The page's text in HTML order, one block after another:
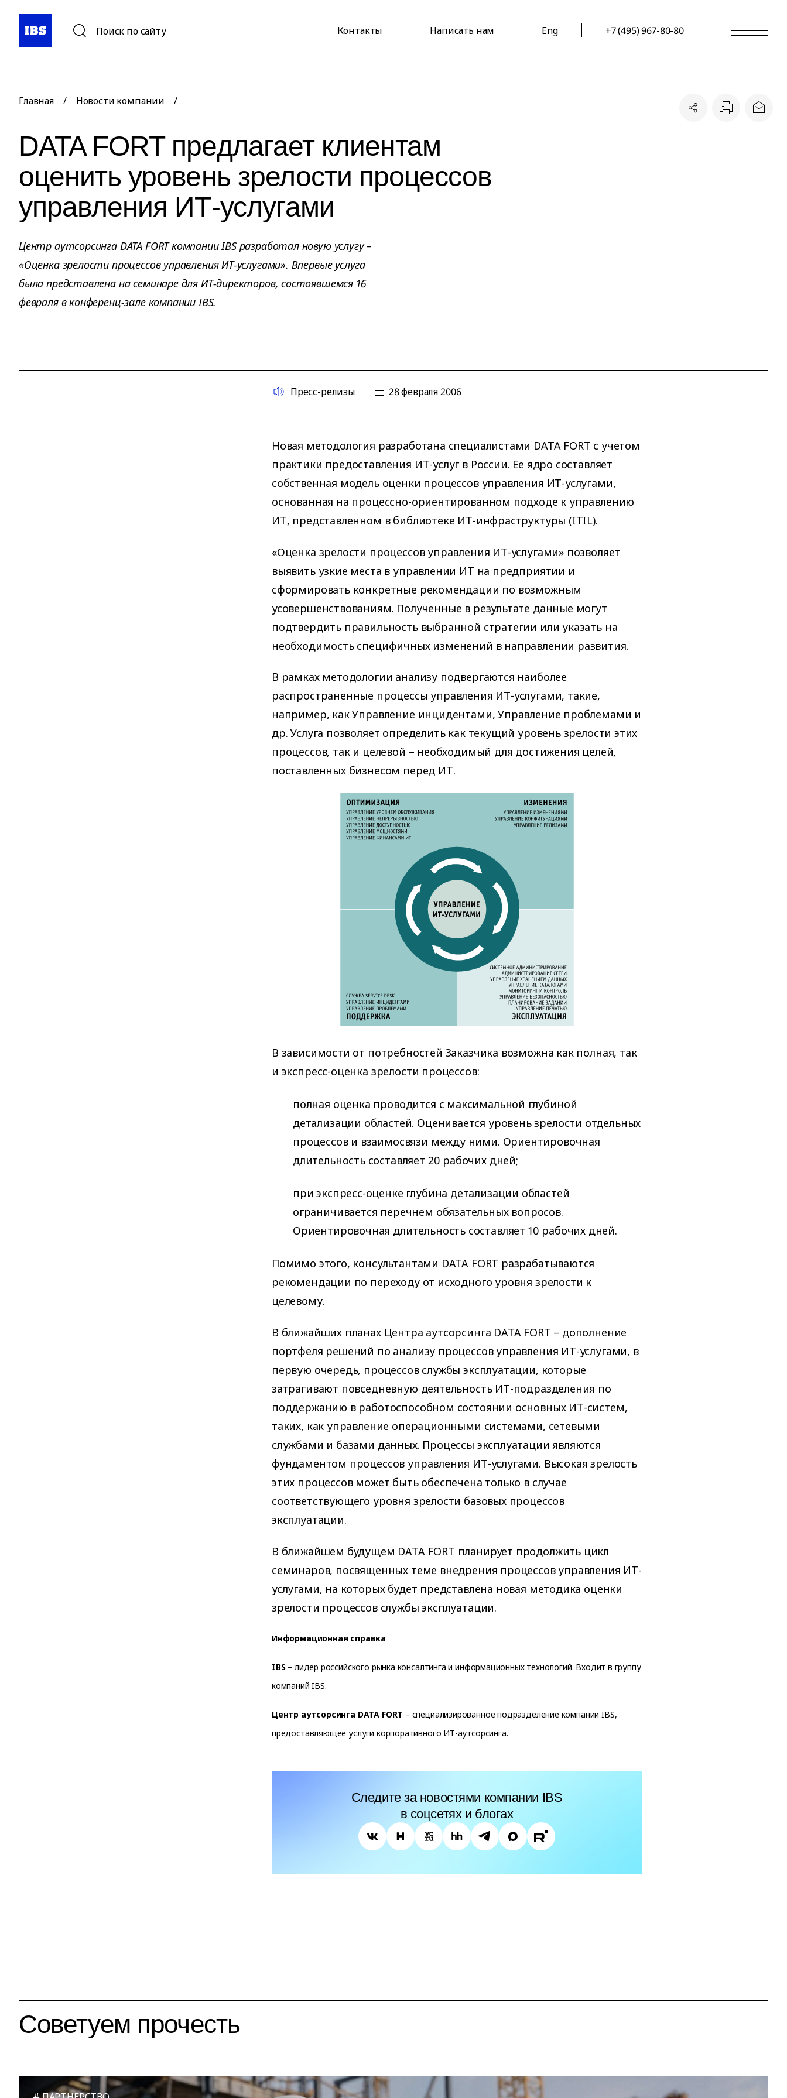
Поиск по сайту Контакты Написать нам Eng +7 (495) 967-80-80
Главная / Новости компании /
DATA FORT предлагает клиентам
оценить уровень зрелости процессов
управления ИТ-услугами
Центр аутсорсинга DATA FORT компании IBS разработал новую услугу –
«Оценка зрелости процессов управления ИТ-услугами». Впервые услуга
была представлена на семинаре для ИТ-директоров, состоявшемся 16
февраля в конференц-зале компании IBS.
Пресс-релизы 28 февраля 2006
Новая методология разработана специалистами DATA FORT с учетом
практики предоставления ИТ-услуг в России. Ее ядро составляет
собственная модель оценки процессов управления ИТ-услугами,
основанная на процессно-ориентированном подходе к управлению
ИТ, представленном в библиотеке ИТ-инфраструктуры (ITIL).
«Оценка зрелости процессов управления ИТ-услугами» позволяет
выявить узкие места в управлении ИТ на предприятии и
сформировать конкретные рекомендации по возможным
усовершенствованиям. Полученные в результате данные могут
подтвердить правильность выбранной стратегии или указать на
необходимость специфичных изменений в направлении развития.
В рамках методологии анализу подвергаются наиболее
распространенные процессы управления ИТ-услугами, такие,
например, как Управление инцидентами, Управление проблемами и
др. Услуга позволяет определить как текущий уровень зрелости этих
процессов, так и целевой – необходимый для достижения целей,
поставленных бизнесом перед ИТ.
В зависимости от потребностей Заказчика возможна как полная, так
и экспресс-оценка зрелости процессов:
полная оценка проводится с максимальной глубиной
детализации областей. Оценивается уровень зрелости отдельных
процессов и взаимосвязи между ними. Ориентировочная
длительность составляет 20 рабочих дней;
при экспресс-оценке глубина детализации областей
ограничивается перечнем обязательных вопросов.
Ориентировочная длительность составляет 10 рабочих дней.
Помимо этого, консультантами DATA FORT разрабатываются
рекомендации по переходу от исходного уровня зрелости к
целевому.
В ближайших планах Центра аутсорсинга DATA FORT – дополнение
портфеля решений по анализу процессов управления ИТ-услугами, в
первую очередь, процессов службы эксплуатации, которые
затрагивают повседневную деятельность ИТ-подразделения по
поддержанию в работоспособном состоянии основных ИТ-систем,
таких, как управление операционными системами, сетевыми
службами и базами данных. Процессы эксплуатации являются
фундаментом процессов управления ИТ-услугами. Высокая зрелость
этих процессов может быть обеспечена только в случае
соответствующего уровня зрелости базовых процессов
эксплуатации.
В ближайшем будущем DATA FORT планирует продолжить цикл
семинаров, посвященных теме внедрения процессов управления ИТ-
услугами, на которых будет представлена новая методика оценки
зрелости процессов службы эксплуатации.
Информационная справка
IBS– лидер российского рынка консалтинга и информационных технологий. Входит в группу
компаний IBS.
Центр аутсорсинга DATA FORT – специализированное подразделение компании IBS,
предоставляющее услуги корпоративного ИТ-аутсорсинга.
Следите за новостями компании IBS
в соцсетях и блогах
Советуем прочесть